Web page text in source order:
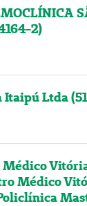
2)
Ltda
Médico